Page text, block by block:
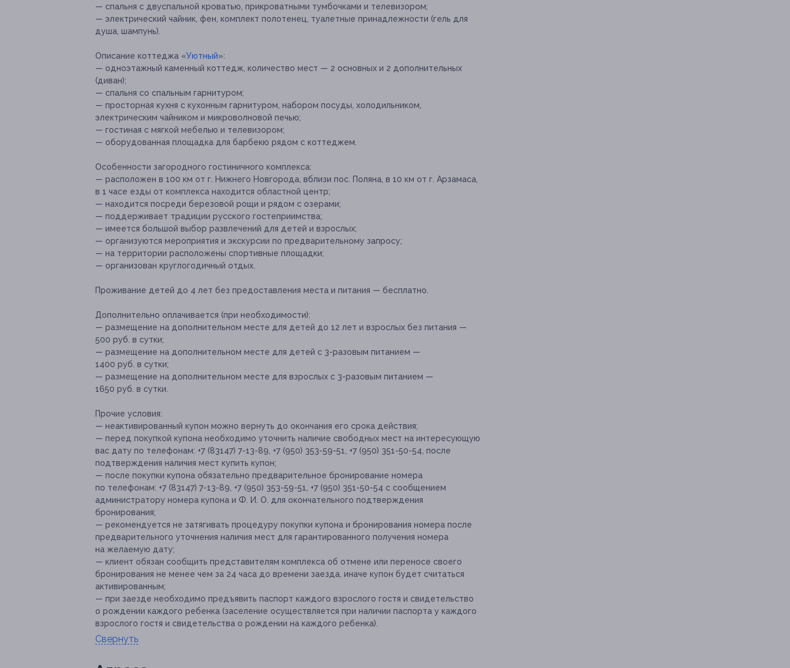
— спальня с двуспальной кроватью, прикроватными тумбочками и телевизором;
— электрический чайник, фен, комплект полотенец, туалетные принадлежности (гель для
душа, шампунь).
Описание коттеджа «Уютный»:
— одноэтажный каменный коттедж, количество мест — 2 основных и 2 дополнительных
(диван);
— спальня со спальным гарнитуром;
— просторная кухня с кухонным гарнитуром, набором посуды, холодильником,
электрическим чайником и микроволновой печью;
— гостиная с мягкой мебелью и телевизором;
— оборудованная площадка для барбекю рядом с коттеджем.
Особенности загородного гостиничного комплекса:
— расположен в 100 км от г. Нижнего Новгорода, вблизи пос. Поляна, в 10 км от г. Арзамаса,
в 1 часе езды от комплекса находится областной центр;
— находится посреди березовой рощи и рядом с озерами;
— поддерживает традиции русского гостеприимства;
— имеется большой выбор развлечений для детей и взрослых;
— организуются мероприятия и экскурсии по предварительному запросу;
— на территории расположены спортивные площадки;
— организован круглогодичный отдых.
Проживание детей до 4 лет без предоставления места и питания — бесплатно.
Дополнительно оплачивается (при необходимости):
— размещение на дополнительном месте для детей до 12 лет и взрослых без питания —
500 руб. в сутки;
— размещение на дополнительном месте для детей с 3-разовым питанием —
1400 руб. в сутки;
— размещение на дополнительном месте для взрослых с 3-разовым питанием —
1650 руб. в сутки.
Прочие условия:
— неактивированный купон можно вернуть до окончания его срока действия;
— перед покупкой купона необходимо уточнить наличие свободных мест на интересующую
вас дату по телефонам: +7 (83147) 7-13-89, +7 (950) 353-59-51, +7 (950) 351-50-54, после
подтверждения наличия мест купить купон;
— после покупки купона обязательно предварительное бронирование номера
по телефонам: +7 (83147) 7-13-89, +7 (950) 353-59-51, +7 (950) 351-50-54 с сообщением
администратору номера купона и Ф. И. О. для окончательного подтверждения
бронирования;
— рекомендуется не затягивать процедуру покупки купона и бронирования номера после
предварительного уточнения наличия мест для гарантированного получения номера
на желаемую дату;
— клиент обязан сообщить представителям комплекса об отмене или переносе своего
бронирования не менее чем за 24 часа до времени заезда, иначе купон будет считаться
активированным;
— при заезде необходимо предъявить паспорт каждого взрослого гостя и свидетельство
о рождении каждого ребенка (заселение осуществляется при наличии паспорта у каждого
взрослого гостя и свидетельства о рождении на каждого ребенка).
Свернуть